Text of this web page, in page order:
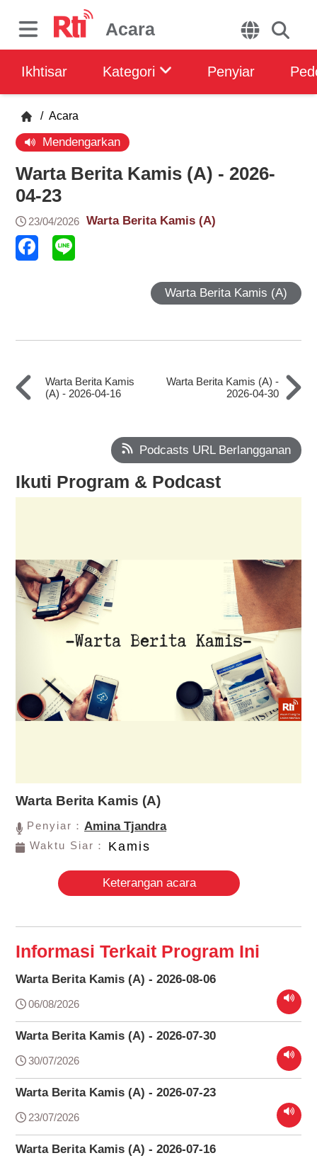
Acara
Ikhtisar Kategori Penyiar
/ Acara
Mendengarkan
Warta Berita Kamis (A) - 2026-
04-23
23/04/2026 Warta Berita Kamis (A)
Warta Berita Kamis (A)
Warta Berita Kamis
(A) - 2026-04-16
Warta Berita Kamis (A) -
2026-04-30
Podcasts URL Berlangganan
Ikuti Program & Podcast
Warta Berita Kamis (A)
Penyiar： Amina Tjandra
Waktu Siar： Kamis
Keterangan acara
Informasi Terkait Program Ini
Warta Berita Kamis (A) - 2026-08-06
06/08/2026
Warta Berita Kamis (A) - 2026-07-30
30/07/2026
Warta Berita Kamis (A) - 2026-07-23
23/07/2026
Warta Berita Kamis (A) - 2026-07-16